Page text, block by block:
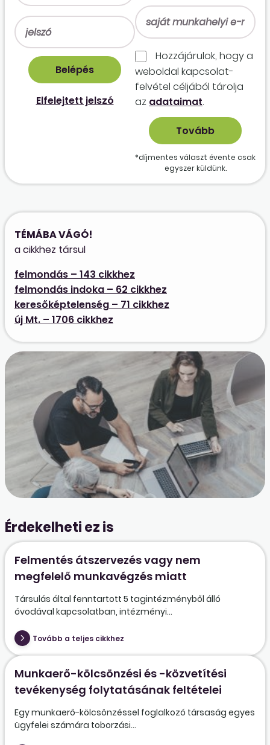
Elfelejtett jelszó
Hozzájárulok, hogy a
weboldal kapcso­lat­
felvétel céljából tárolja
az adataimat.
*díjmentes választ évente csak
egyszer küldünk.
TÉMÁBA VÁGÓ!
a cikkhez társul
felmondás – 143 cikkhez
felmondás indoka – 62 cikkhez
keresőképtelenség – 71 cikkhez
új Mt. – 1706 cikkhez
Érdekelheti ez is
Felmentés átszervezés vagy nem
megfelelő munkavégzés miatt
Társulás által fenntartott 5 tagintézményből álló
óvodával kapcsolatban, intézményi...
Tovább a teljes cikkhez
Munkaerő-kölcsönzési és -közvetítési
tevékenység folytatásának feltételei
Egy munkaerő-kölcsönzéssel foglalkozó társaság egyes
ügyfelei számára toborzási...